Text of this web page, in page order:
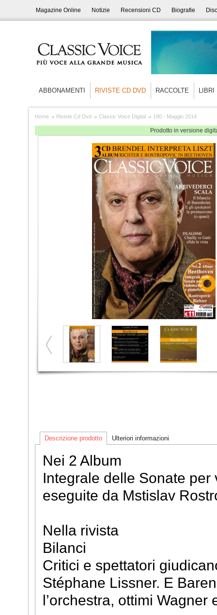
Magazine Online Notizie Recensioni CD Biografie
ABBONAMENTI RIVISTE CD DVD RACCOLTE LIBRI
Home Riviste Cd Dvd Classic Voice Digital 180 - Maggio 2014
Prodotto in versione
Descrizione prodotto Ulteriori informazioni
Nei 2 Album
Integrale delle Sonate
eseguite da Mstislav
Nella rivista
Bilanci
Critici e spettatori
Stéphane Lissner. E
l’orchestra, ottimi Wagner